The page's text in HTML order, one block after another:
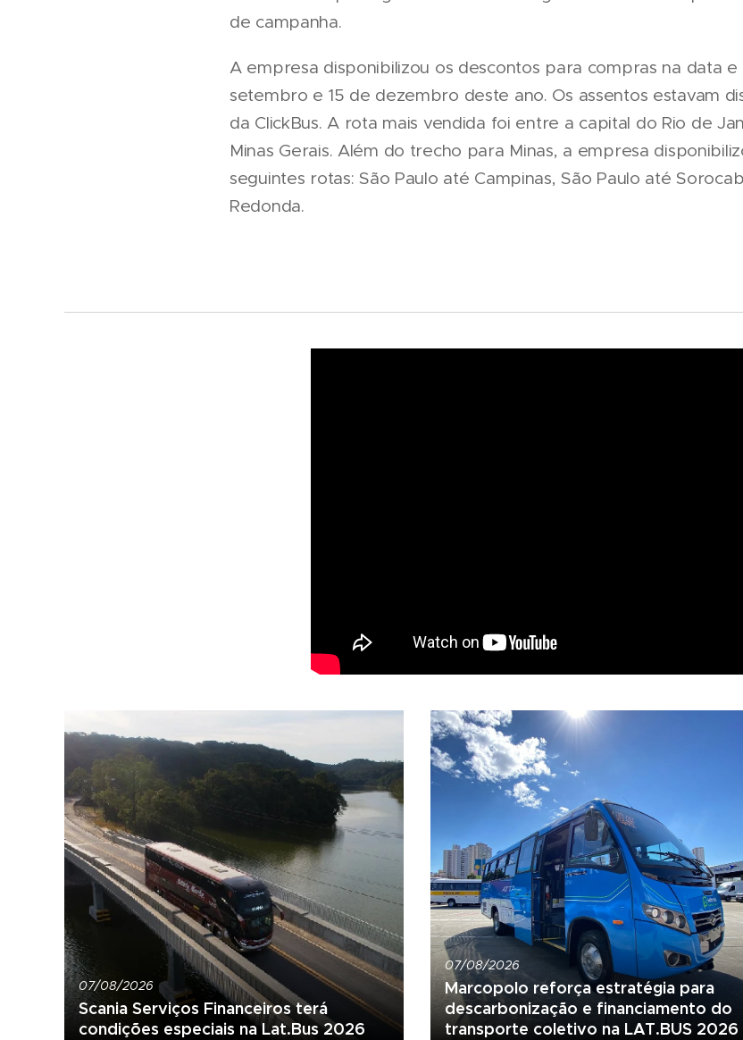
de campanha.
A empresa disponibilizou os descontos para compras na data
setembro e 15 de dezembro deste ano. Os assentos estavam
da ClickBus. A rota mais vendida foi entre a capital do Rio de
Minas Gerais. Além do trecho para Minas, a empresa
seguintes rotas: São Paulo até Campinas, São Paulo até
Redonda.
07/08/2026
Scania Serviços Financeiros terá
condições especiais na Lat.Bus 2026
07/08/2026
Marcopolo reforça estratégia para
descarbonização e financiamento do
transporte coletivo na LAT.BUS 2026